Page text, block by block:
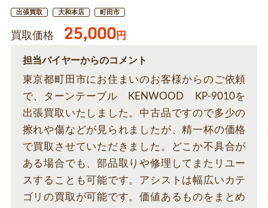
出張買取 大和本店 町田市
買取価格 25,000円
担当バイヤーからのコメント
東京都町田市にお住まいのお客様からのご依頼
で、ターンテーブル KENWOOD KP-9010を
出張買取いたしました。中古品ですので多少の
擦れや傷などが見られましたが、精一杯の価格
で買取させていただきました。どこか不具合が
ある場合でも、部品取りや修理してまたリユー
スすることも可能です。アシストは幅広いカテ
ゴリの買取が可能です。価値あるものをまとめ